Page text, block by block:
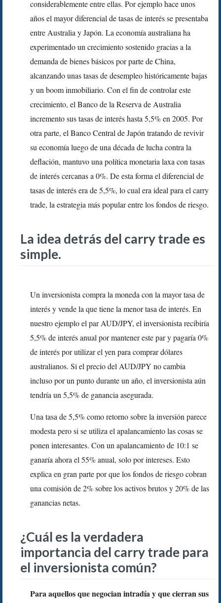
considerablemente entre ellas. Por ejemplo hace unos
años el mayor diferencial de tasas de interés se presentaba
entre Australia y Japón. La economía australiana ha
experimentado un crecimiento sostenido gracias a la
demanda de bienes básicos por parte de China,
alcanzando unas tasas de desempleo históricamente bajas
y un boom inmobiliario. Con el fin de controlar este
crecimiento, el Banco de la Reserva de Australia
incremento sus tasas de interés hasta 5,5% en 2005. Por
otra parte, el Banco Central de Japón tratando de revivir
su economía luego de una década de lucha contra la
deflación, mantuvo una política monetaria laxa con tasas
de interés cercanas a 0%. De esta forma el diferencial de
tasas de interés era de 5,5%, lo cual era ideal para el carry
trade, la estrategia más popular entre los fondos de riesgo.
La idea detrás del carry trade es
simple.
Un inversionista compra la moneda con la mayor tasa de
interés y vende la que tiene la menor tasa de interés. En
nuestro ejemplo el par AUD/JPY, el inversionista recibiría
5,5% de interés anual por mantener este par y pagaría 0%
de interés por utilizar el yen para comprar dólares
australianos. Si el precio del AUD/JPY no cambia
incluso por un punto durante un año, el inversionista aún
tendría un 5,5% de ganancia asegurada.
Una tasa de 5,5% como retorno sobre la inversión parece
modesta pero si se utiliza el apalancamiento las cosas se
ponen interesantes. Con un apalancamiento de 10:1 se
ganaría ahora el 55% anual, solo por intereses. Esto
explica en gran parte por que los fondos de riesgo cobran
una comisión de 2% sobre los activos brutos y 20% de las
ganancias netas.
¿Cuál es la verdadera
importancia del carry trade para
el inversionista común?
Para aquellos que negocian intradía y que cierran sus